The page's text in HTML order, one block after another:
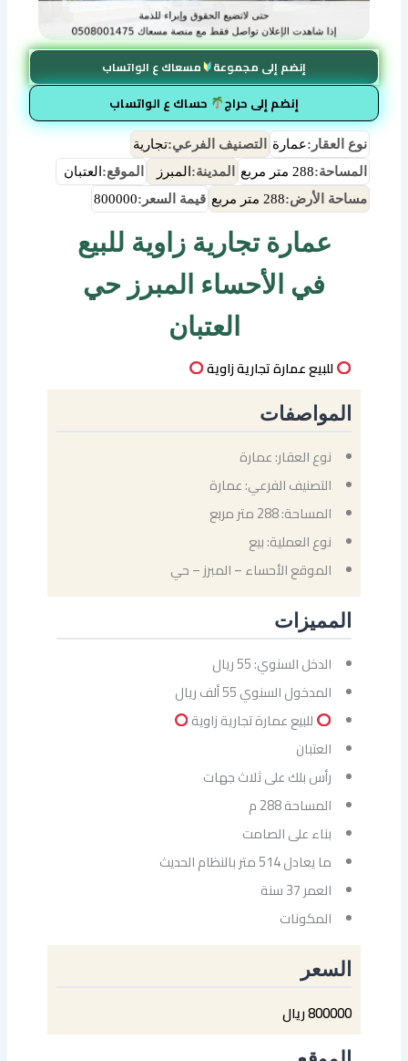
إنضم إلى مجموعة مسعاك ع الواتساب
إنضم إلى حراج حساك ع الواتساب
نوع العقار:عمارة التصنيف الفرعي:تجارية
المساحة:288 متر مربع المدينة: المبرز الموقع: العتبان
مساحة الأرض:288 متر مربع قيمة السعر:800000
عمارة تجارية زاوية للبيع
في الأحساء المبرز حي
العتبان
للبيع عمارة تجارية زاوية
المواصفات
نوع العقار: عمارة
التصنيف الفرعي: عمارة
المساحة: 288 متر مربع
نوع العملية: بيع
الموقع الأحساء – المبرز – حي
المميزات
الدخل السنوي: 55 ريال
المدخول السنوي 55 ألف ريال
للبيع عمارة تجارية زاوية
العتبان
رأس بلك على ثلاث جهات
المساحة 288 م
بناء على الصامت
ما يعادل 514 متر بالنظام الحديث
العمر 37 سنة
المكونات
السعر
800000 ريال